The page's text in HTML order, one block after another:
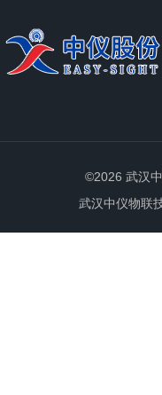
©2026 武汉
武汉中仪物联